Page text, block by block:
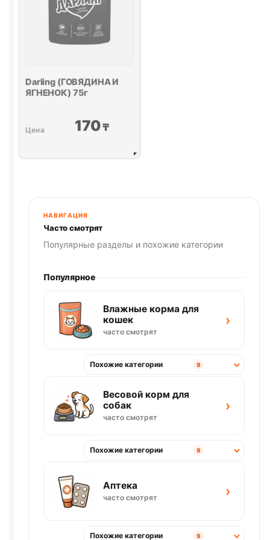
Darling (ГОВЯДИНА И
ЯГНЕНОК) 75г
170₸
НАВИГАЦИЯ
Часто смотрят
Популярные разделы и похожие категории
Популярное
Влажные корма для
кошек
часто смотрят
›
Похожие категории 9
Весовой корм для
собак
часто смотрят
›
Похожие категории 9
Аптека
часто смотрят ›
Похожие категории 9